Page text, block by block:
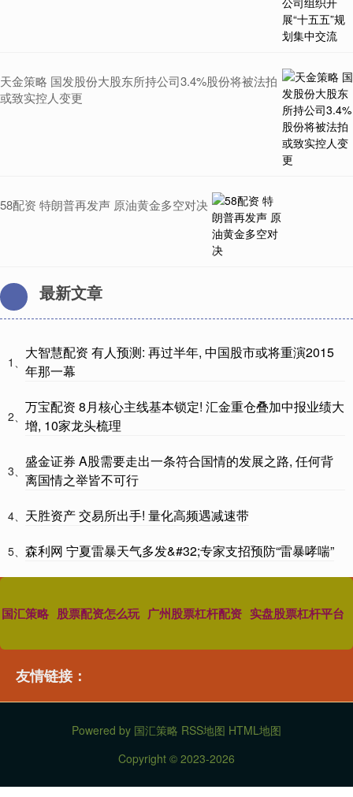
天金策略 国发股份大股东所持公司3.4%股份将被法拍
或致实控人变更
58配资 特朗普再发声 原油黄金多空对决
最新文章
1、
大智慧配资 有人预测: 再过半年, 中国股市或将重演2015
年那一幕
2、
万宝配资 8月核心主线基本锁定! 汇金重仓叠加中报业绩大
增, 10家龙头梳理
3、
盛金证券 A股需要走出一条符合国情的发展之路, 任何背
离国情之举皆不可行
4、 天胜资产 交易所出手! 量化高频遇减速带
5、 森利网 宁夏雷暴天气多发&#32;专家支招预防“雷暴哮喘”
国汇策略 股票配资怎么玩 广州股票杠杆配资 实盘股票杠杆平台
友情链接：
Powered by 国汇策略 RSS地图 HTML地图
Copyright © 2023-2026